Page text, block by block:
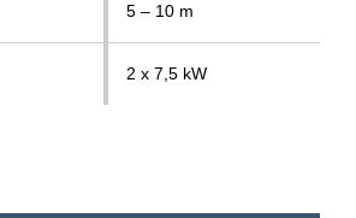
5 – 10 m
2 x 7,5 kW